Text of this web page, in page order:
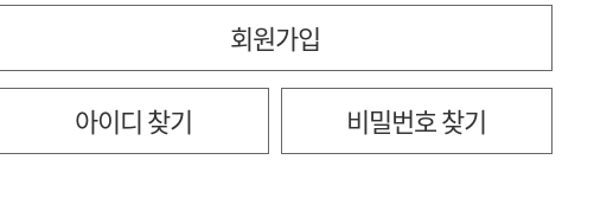
회원가입
아이디 찾기 비밀번호 찾기